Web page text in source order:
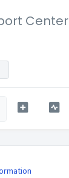
Center